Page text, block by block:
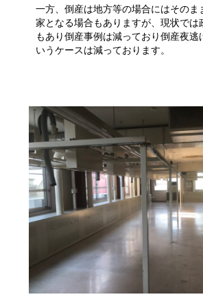
一方、倒産は地方等の場合にはそのま
家となる場合もありますが、現状では
もあり倒産事例は減っており倒産夜逃
いうケースは減っております。